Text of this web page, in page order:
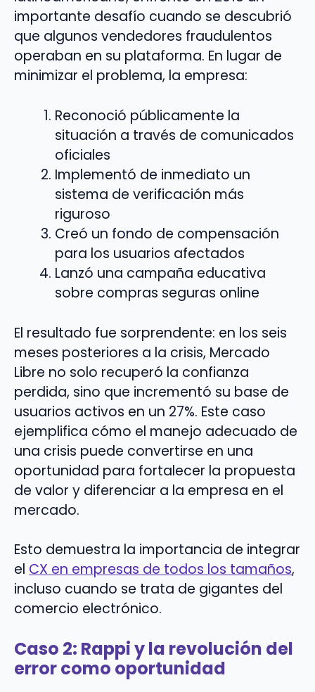
importante desafío cuando se descubrió
que algunos vendedores fraudulentos
operaban en su plataforma. En lugar de
minimizar el problema, la empresa:
Reconoció públicamente la
situación a través de comunicados
oficiales
Implementó de inmediato un
sistema de verificación más
riguroso
Creó un fondo de compensación
para los usuarios afectados
Lanzó una campaña educativa
sobre compras seguras online
El resultado fue sorprendente: en los seis
meses posteriores a la crisis, Mercado
Libre no solo recuperó la confianza
perdida, sino que incrementó su base de
usuarios activos en un 27%. Este caso
ejemplifica cómo el manejo adecuado de
una crisis puede convertirse en una
oportunidad para fortalecer la propuesta
de valor y diferenciar a la empresa en el
mercado.
Esto demuestra la importancia de integrar
el CX en empresas de todos los tamaños,
incluso cuando se trata de gigantes del
comercio electrónico.
Caso 2: Rappi y la revolución del
error como oportunidad